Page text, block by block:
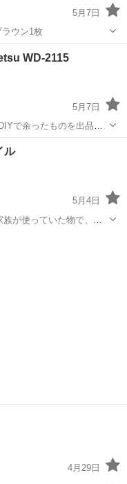
5月7日
ブラウン1枚
WD-2115
5月7日
で余ったものを出品し
ースにちょうどいいです
箱は開封済みです。
/マット/ラグ
イル
5月4日
4月29日